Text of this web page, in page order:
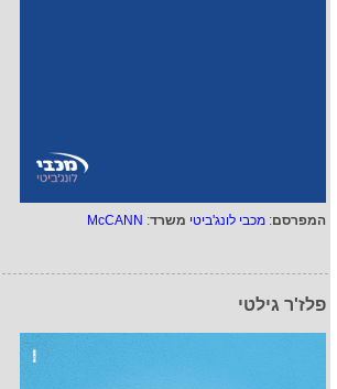
המפרסם: מכבי לונג'ביטי משרד:
McCANN
פלז'ר גילטי